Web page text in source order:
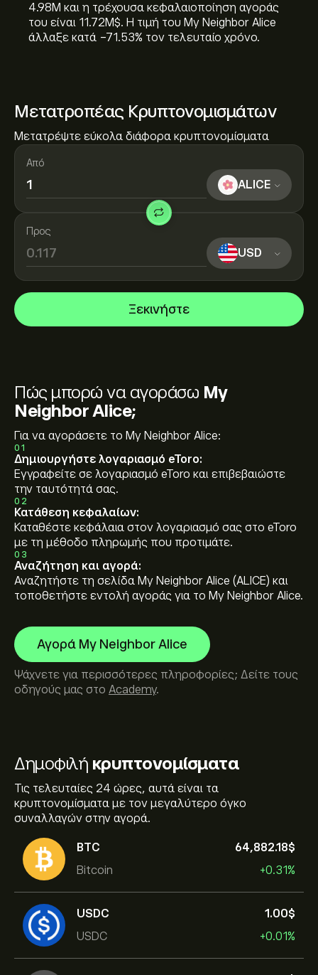
Μετατροπέας Κρυπτονομισμάτων
Μετατρέψτε εύκολα διάφορα κρυπτονομίσματα
Από
ALICE
Προς
USD
Ξεκινήστε
Δημοφιλή κρυπτονομίσματα
Τις τελευταίες 24 ώρες, αυτά είναι τα
κρυπτονομίσματα με τον μεγαλύτερο όγκο
συναλλαγών στην αγορά.
BTC
Bitcoin
64,882.18‎$‎
+0.31%
USDC
USDC
1.00‎$‎
+0.01%
4.98M και η τρέχουσα κεφαλαιοποίηση αγοράς
του είναι 11.72M‎$‎. Η τιμή του My Neighbor Alice
άλλαξε κατά ‎-71.53‎% τον τελευταίο χρόνο.
Πώς μπορώ να αγοράσω My
Neighbor Alice;
Για να αγοράσετε το My Neighbor Alice:
01
Δημιουργήστε λογαριασμό eToro:
Εγγραφείτε σε λογαριασμό eToro και επιβεβαιώστε
την ταυτότητά σας.
02
Κατάθεση κεφαλαίων:
Καταθέστε κεφάλαια στον λογαριασμό σας στο eToro
με τη μέθοδο πληρωμής που προτιμάτε.
03
Αναζήτηση και αγορά:
Αναζητήστε τη σελίδα My Neighbor Alice (ALICE) και
τοποθετήστε εντολή αγοράς για το My Neighbor Alice.
Αγορά My Neighbor Alice
Ψάχνετε για περισσότερες πληροφορίες; Δείτε τους
οδηγούς μας στο Academy.